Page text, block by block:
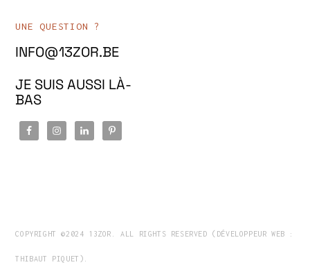
UNE QUESTION ?
INFO@13ZOR.BE
JE SUIS AUSSI LÀ-
BAS
COPYRIGHT ©2024 13ZOR. ALL RIGHTS RESERVED (DÉVELOPPEUR WEB :
THIBAUT PIQUET).